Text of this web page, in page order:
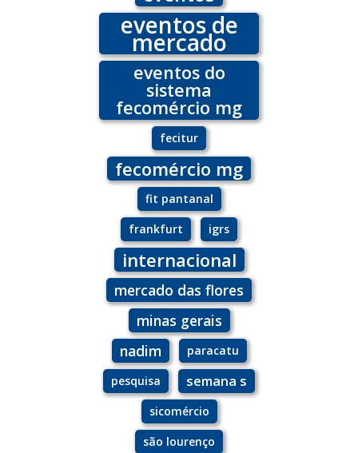
eventos de
mercado
eventos do
sistema
fecomércio mg
fecitur
fecomércio mg
fit pantanal
frankfurt
igrs
internacional
mercado das flores
minas gerais
nadim
paracatu
pesquisa
semana s
sicomércio
são lourenço